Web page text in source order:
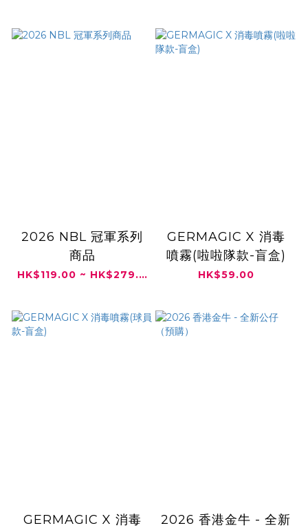
2026 NBL 冠軍系列
商品
HK$119.00 ~ HK$279.00
GERMAGIC X 消毒
噴霧(啦啦隊款-盲盒)
HK$59.00
GERMAGIC X 消毒
2026 香港金牛 - 全新